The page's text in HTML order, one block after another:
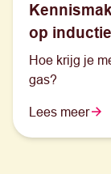
op inductie
Hoe krijg je
gas?
Lees meer